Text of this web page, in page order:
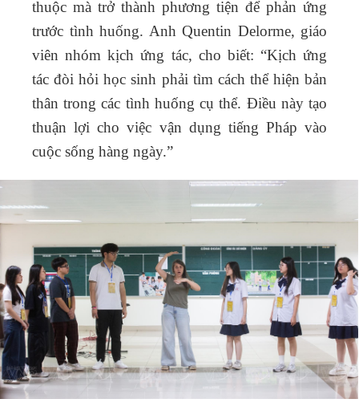
thuộc mà trở thành phương tiện để phản ứng
trước tình huống. Anh Quentin Delorme, giáo
viên nhóm kịch ứng tác, cho biết: “Kịch ứng
tác đòi hỏi học sinh phải tìm cách thể hiện bản
thân trong các tình huống cụ thể. Điều này tạo
thuận lợi cho việc vận dụng tiếng Pháp vào
cuộc sống hàng ngày.”